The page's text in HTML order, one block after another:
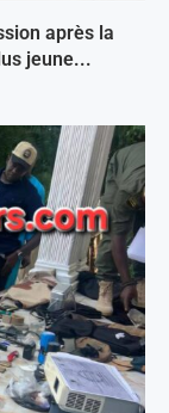
après la
jeune...